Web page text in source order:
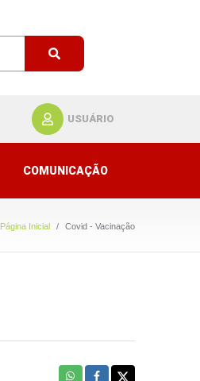
USUÁRIO
COMUNICAÇÃO
Página Inicial Covid - Vacinação